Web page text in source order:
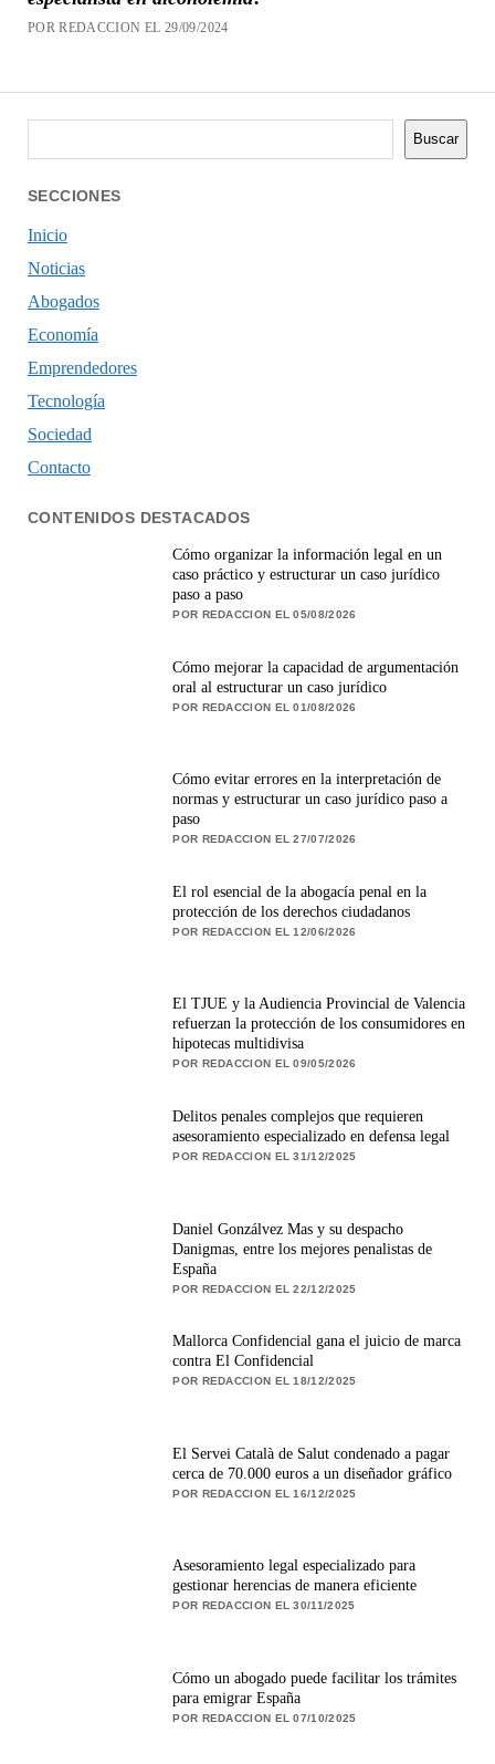
POR REDACCION EL 29/09/2024
Buscar
SECCIONES
Inicio
Noticias
Abogados
Economía
Emprendedores
Tecnología
Sociedad
Contacto
CONTENIDOS DESTACADOS
Cómo organizar la información legal en un
caso práctico y estructurar un caso jurídico
paso a paso
POR REDACCION EL 05/08/2026
Cómo mejorar la capacidad de argumentación
oral al estructurar un caso jurídico
POR REDACCION EL 01/08/2026
Cómo evitar errores en la interpretación de
normas y estructurar un caso jurídico paso a
paso
POR REDACCION EL 27/07/2026
El rol esencial de la abogacía penal en la
protección de los derechos ciudadanos
POR REDACCION EL 12/06/2026
El TJUE y la Audiencia Provincial de Valencia
refuerzan la protección de los consumidores en
hipotecas multidivisa
POR REDACCION EL 09/05/2026
Delitos penales complejos que requieren
asesoramiento especializado en defensa legal
POR REDACCION EL 31/12/2025
Daniel Gonzálvez Mas y su despacho
Danigmas, entre los mejores penalistas de
España
POR REDACCION EL 22/12/2025
Mallorca Confidencial gana el juicio de marca
contra El Confidencial
POR REDACCION EL 18/12/2025
El Servei Català de Salut condenado a pagar
cerca de 70.000 euros a un diseñador gráfico
POR REDACCION EL 16/12/2025
Asesoramiento legal especializado para
gestionar herencias de manera eficiente
POR REDACCION EL 30/11/2025
Cómo un abogado puede facilitar los trámites
para emigrar España
POR REDACCION EL 07/10/2025